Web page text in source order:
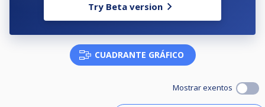
Try Beta version
CUADRANTE GRÁFICO
Mostrar exentos